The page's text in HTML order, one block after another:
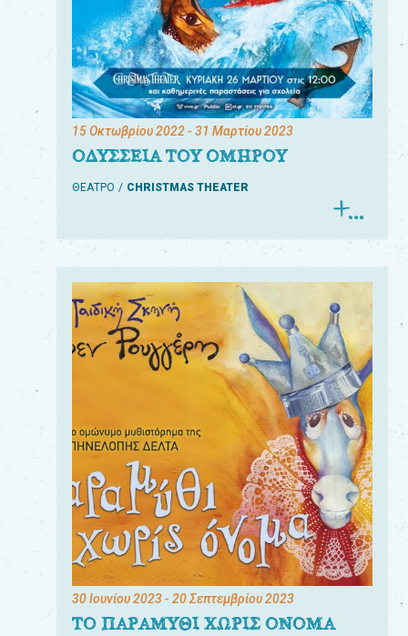
15 Οκτωβρίου 2022- 31 Μαρτίου 2023
ΟΔΥΣΣΕΙΑ ΤΟΥ ΟΜΗΡΟΥ
ΘΕΑΤΡΟ CHRISTMAS THEATER
30 Ιουνίου 2023- 20 Σεπτεμβρίου 2023
ΤΟ ΠΑΡΑΜΥΘΙ ΧΩΡΙΣ ΟΝΟΜΑ